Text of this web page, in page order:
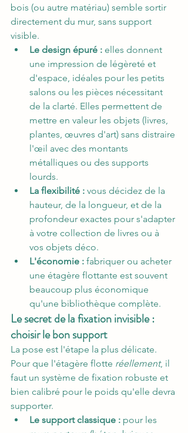
bois (ou autre matériau) semble sortir
directement du mur, sans support
visible.
Le design épuré : elles donnent
une impression de légèreté et
d'espace, idéales pour les petits
salons ou les pièces nécessitant
de la clarté. Elles permettent de
mettre en valeur les objets (livres,
plantes, œuvres d'art) sans distraire
l'œil avec des montants
métalliques ou des supports
lourds.
La flexibilité : vous décidez de la
hauteur, de la longueur, et de la
profondeur exactes pour s'adapter
à votre collection de livres ou à
vos objets déco.
L'économie : fabriquer ou acheter
une étagère flottante est souvent
beaucoup plus économique
qu'une bibliothèque complète.
Le secret de la fixation invisible :
choisir le bon support
La pose est l'étape la plus délicate.
Pour que l'étagère flotte réellement, il
faut un système de fixation robuste et
bien calibré pour le poids qu'elle devra
supporter.
Le support classique : pour les